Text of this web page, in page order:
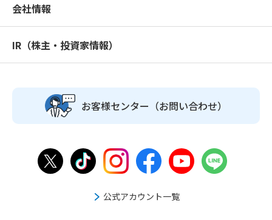
会社情報
IR（株主・投資家情報）
お客様センター （お問い合わせ）
公式アカウント一覧